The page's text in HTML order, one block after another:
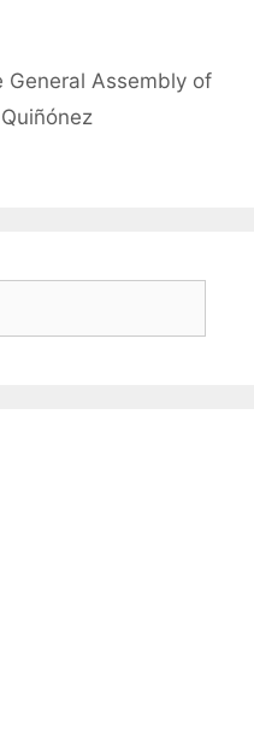
General Assembly of